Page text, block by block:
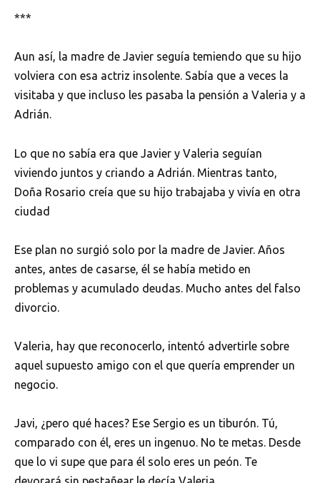
***
Aun así, la madre de Javier seguía temiendo que su hijo
volviera con esa actriz insolente. Sabía que a veces la
visitaba y que incluso les pasaba la pensión a Valeria y a
Adrián.
Lo que no sabía era que Javier y Valeria seguían
viviendo juntos y criando a Adrián. Mientras tanto,
Doña Rosario creía que su hijo trabajaba y vivía en otra
ciudad
Ese plan no surgió solo por la madre de Javier. Años
antes, antes de casarse, él se había metido en
problemas y acumulado deudas. Mucho antes del falso
divorcio.
Valeria, hay que reconocerlo, intentó advertirle sobre
aquel supuesto amigo con el que quería emprender un
negocio.
Javi, ¿pero qué haces? Ese Sergio es un tiburón. Tú,
comparado con él, eres un ingenuo. No te metas. Desde
que lo vi supe que para él solo eres un peón. Te